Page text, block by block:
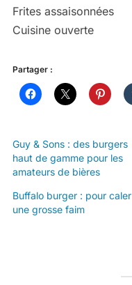
Frites assaisonnées
Cuisine ouverte
Partager :
Guy & Sons : des burgers
haut de gamme pour les
amateurs de bières
Buffalo burger : pour caler
une grosse faim